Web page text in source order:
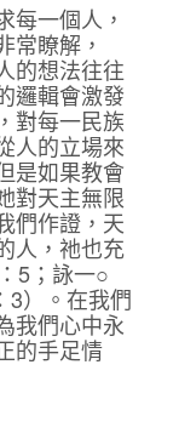
每一個人，
常瞭解，
的想法往往
邏輯會激發
對每一民族
人的立場來
是如果教會
對天主無限
們作證，天
人，祂也充
5；詠一○
3）。在我們
我們心中永
的手足情